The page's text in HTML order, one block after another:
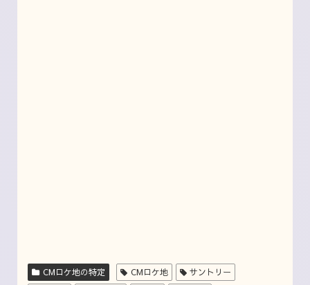
CMロケ地の特定 CMロケ地
サントリー